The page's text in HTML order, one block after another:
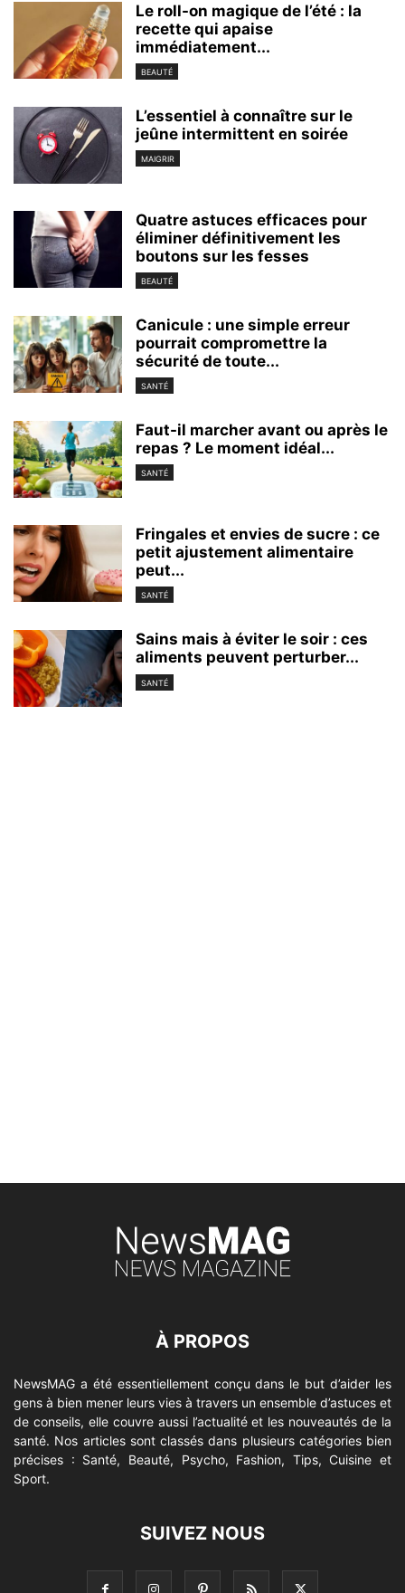
Le roll-on magique de l’été : la
recette qui apaise
immédiatement...
BEAUTÉ
L’essentiel à connaître sur le
jeûne intermittent en soirée
MAIGRIR
Quatre astuces efficaces pour
éliminer définitivement les
boutons sur les fesses
BEAUTÉ
Canicule : une simple erreur
pourrait compromettre la
sécurité de toute...
SANTÉ
Faut-il marcher avant ou après le
repas ? Le moment idéal...
SANTÉ
Fringales et envies de sucre : ce
petit ajustement alimentaire
peut...
SANTÉ
Sains mais à éviter le soir : ces
aliments peuvent perturber...
SANTÉ
À PROPOS
NewsMAG a été essentiellement conçu dans le but d’aider les
gens à bien mener leurs vies à travers un ensemble d’astuces et
de conseils, elle couvre aussi l’actualité et les nouveautés de la
santé. Nos articles sont classés dans plusieurs catégories bien
précises : Santé, Beauté, Psycho, Fashion, Tips, Cuisine et
Sport.
SUIVEZ NOUS